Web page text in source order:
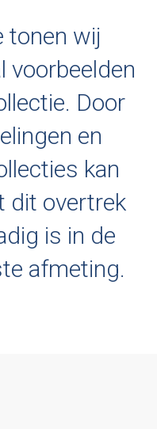
tonen wij
voorbeelden
Door
en
kan
dit overtrek
is in de
afmeting.